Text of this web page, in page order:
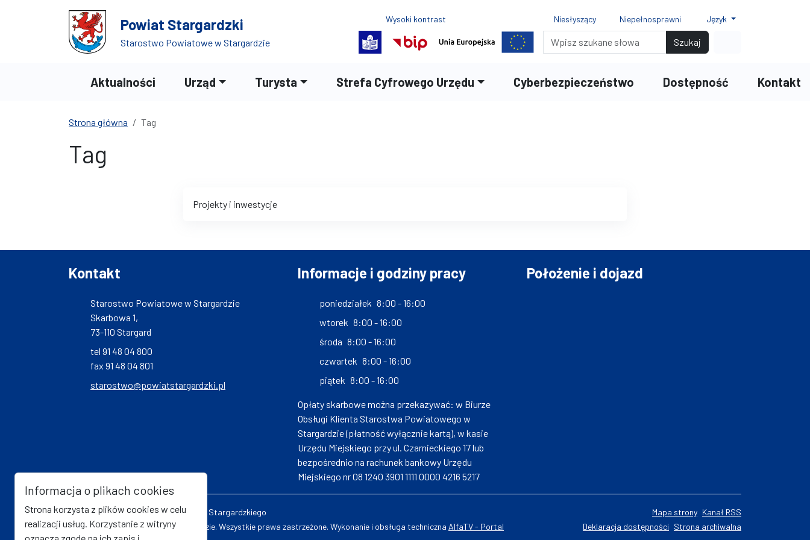
Przejdź do wyszukiwarki Powiat Stargardzki
Starostwo Powiatowe w Stargardzie
Wysoki kontrast
Normalny rozmiar czcionki
Rozmiar czcionki 150%
Rozmiar czcionki 200%
Niesłyszący Niepełnosprawni Język
Wyszukiwarka Szukaj
Aktualności Urząd Turysta Strefa Cyfrowego Urzędu Cyberbezpieczeństwo Dostępność Kontakt
Strona główna Tag
Tag
Projekty i inwestycje
Kontakt
Starostwo Powiatowe w Stargardzie
Skarbowa 1,
73-110 Stargard
tel 91 48 04 800
fax 91 48 04 801
starostwo@powiatstargardzki.pl
Informacje i godziny pracy
poniedziałek 8:00 - 16:00
wtorek 8:00 - 16:00
środa 8:00 - 16:00
czwartek 8:00 - 16:00
piątek 8:00 - 16:00
Opłaty skarbowe można przekazywać: w Biurze
Obsługi Klienta Starostwa Powiatowego w
Stargardzie (płatność wyłącznie kartą), w kasie
Urzędu Miejskiego przy ul. Czarnieckiego 17 lub
bezpośrednio na rachunek bankowy Urzędu
Miejskiego nr 08 1240 3901 1111 0000 4216 5217
Położenie i dojazd
Oficjalna strona internetowa Powiatu Stargardzkiego
© Starostwo Powiatowe w Stargardzie. Wszystkie prawa zastrzeżone. Wykonanie i obsługa techniczna AlfaTV - Portal
Mapa strony Kanał RSS
Deklaracja dostępności Strona archiwalna
Informacja o plikach cookies
Strona korzysta z plików cookies w celu
realizacji usług. Korzystanie z witryny